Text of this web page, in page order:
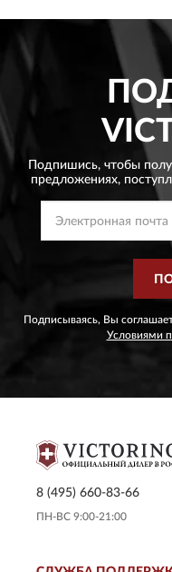
Подпишись, чтобы
предложениях,
Подписываясь, Вы
Условиями
8 (495) 660-83-66
ПН-ВС 9:00-21:00